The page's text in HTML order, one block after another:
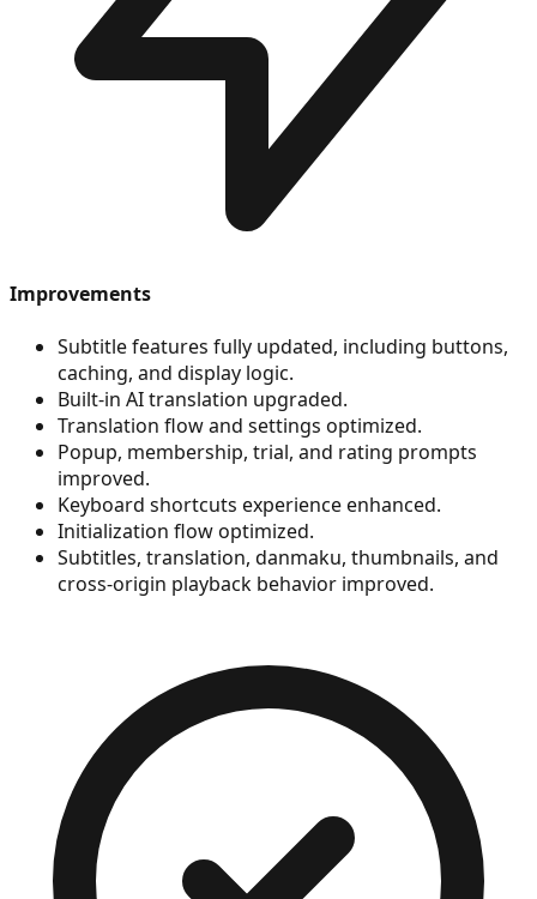
Improvements
Subtitle features fully updated, including buttons,
caching, and display logic.
Built-in AI translation upgraded.
Translation flow and settings optimized.
Popup, membership, trial, and rating prompts
improved.
Keyboard shortcuts experience enhanced.
Initialization flow optimized.
Subtitles, translation, danmaku, thumbnails, and
cross-origin playback behavior improved.